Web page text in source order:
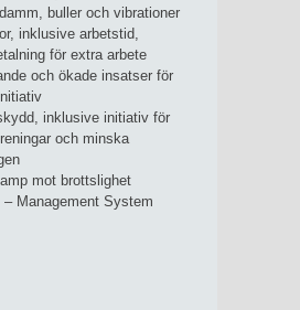
buller och vibrationer
inklusive arbetstid,
för extra arbete
och ökade insatser för
inklusive initiativ för
och minska
mot brottslighet
– Management System